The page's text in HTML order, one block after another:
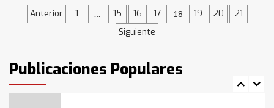
Navegación
entradas
Anterior 1 … 15 16 17 18 19 20
21
Siguiente
Publicaciones Populares
de la provincia
T.Lauquen: tres jóvenes que
fueron detenidos por
comercialización de drogas en la
tarde del sábado